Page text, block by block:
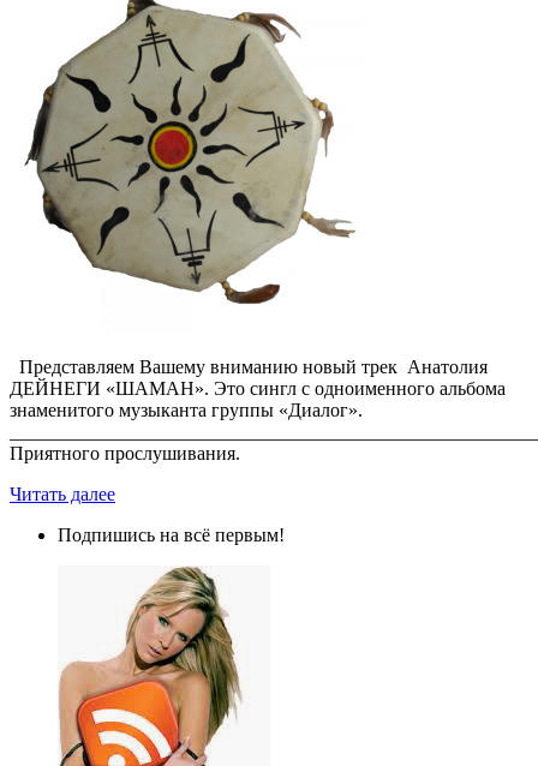
Представляем Вашему вниманию новый трек Анатолия
ДЕЙНЕГИ «ШАМАН». Это сингл с одноименного альбома
знаменитого музыканта группы «Диалог».
Приятного прослушивания.
Читать далее
Подпишись на всё первым!